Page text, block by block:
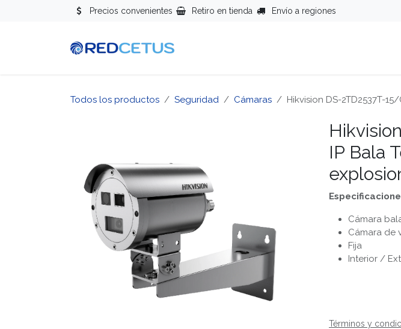
Precios convenientes Retiro en tienda Envío a regiones
Todos los productos Seguridad Cámaras Hikvision DS-2TD2537T-
IP Bala
Cámara
Cámara de
Fija
Interior /
Términos y